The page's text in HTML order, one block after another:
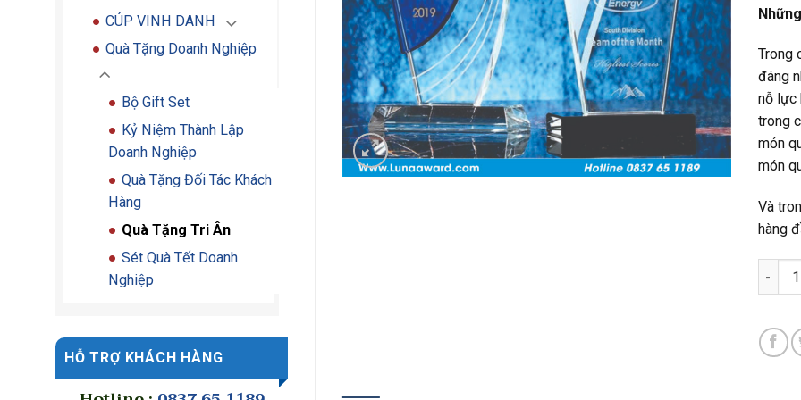
CÚP VINH DANH
Quà Tặng Doanh Nghiệp
Bộ Gift Set
Kỷ Niệm Thành Lập
Doanh Nghiệp
Quà Tặng Đối Tác Khách
Hàng
Quà Tặng Tri Ân
Sét Quà Tết Doanh
Nghiệp
HỖ TRỢ KHÁCH HÀNG
Trong
đáng
nỗ lực
trong
món
món
Và
hàng
Quà